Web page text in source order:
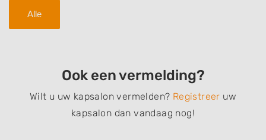
Alle
Ook een vermelding?
Wilt u uw kapsalon vermelden? Registreer uw
kapsalon dan vandaag nog!